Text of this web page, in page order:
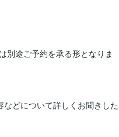
別途ご予約を承る形となりま
どについて詳しくお聞きした